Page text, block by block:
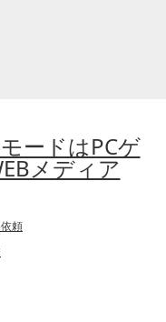
ードはPCゲ
メディア
頼